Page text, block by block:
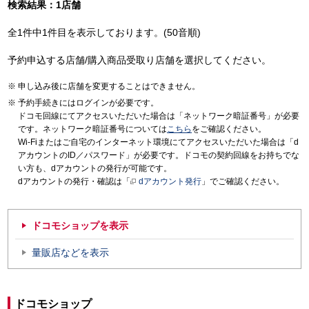
検索結果：1店舗
全1件中1件目を表示しております。(50音順)
予約申込する店舗/購入商品受取り店舗を選択してください。
申し込み後に店舗を変更することはできません。
予約手続きにはログインが必要です。
ドコモ回線にてアクセスいただいた場合は「ネットワーク暗証番号」が必要
です。ネットワーク暗証番号についてはこちら をご確認ください。
Wi-Fiまたはご自宅のインターネット環境にてアクセスいただいた場合は「d
アカウントのID／パスワード」が必要です。ドコモの契約回線をお持ちでな
い方も、dアカウントの発行が可能です。
dアカウントの発行・確認は「
dアカウント発行 」でご確認ください。
ドコモショップを表示
量販店などを表示
ドコモショップ